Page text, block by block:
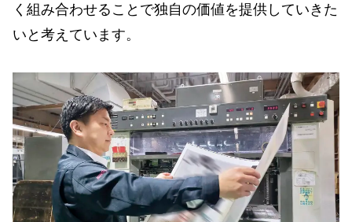
く組み合わせることで独自の価値を提供していきた
いと考えています。